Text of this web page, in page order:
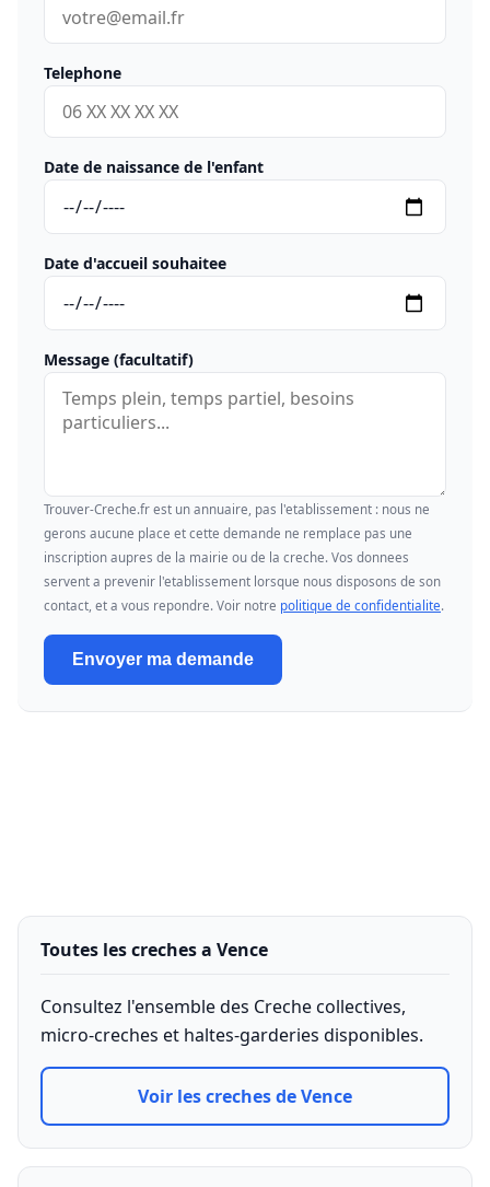
Telephone
Date de naissance de l'enfant
Date d'accueil souhaitee
Message (facultatif)
Trouver-Creche.fr est un annuaire, pas l'etablissement : nous ne
gerons aucune place et cette demande ne remplace pas une
inscription aupres de la mairie ou de la creche. Vos donnees
servent a prevenir l'etablissement lorsque nous disposons de son
contact, et a vous repondre. Voir notre politique de confidentialite.
Envoyer ma demande
Toutes les creches a Vence
Consultez l'ensemble des Creche collectives,
micro-creches et haltes-garderies disponibles.
Voir les creches de Vence